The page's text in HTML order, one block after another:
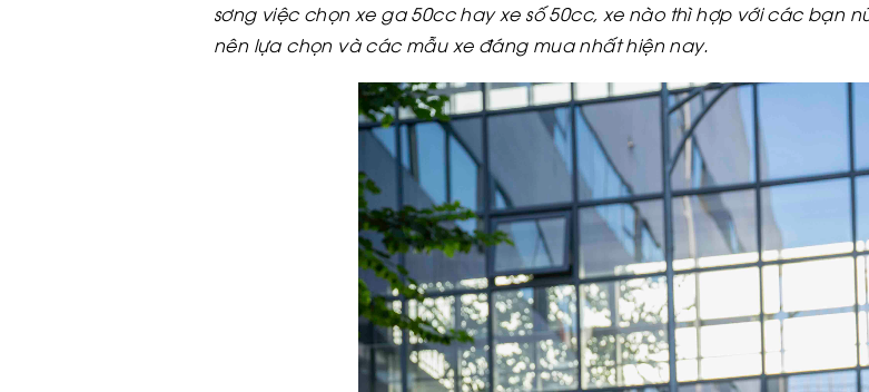
sơng việc chọn xe ga 50cc hay xe số 50cc, xe nào thì hợp với các bạn
nên lựa chọn và các mẫu xe đáng mua nhất hiện nay.